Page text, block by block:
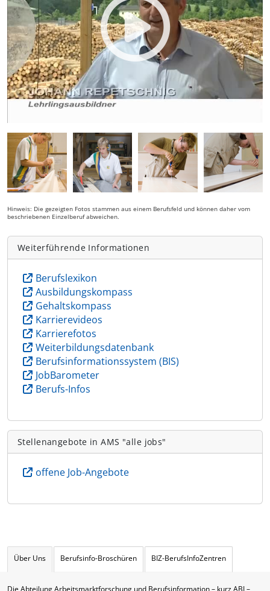
Hinweis: Die gezeigten Fotos stammen aus einem Berufsfeld und können daher vom
beschriebenen Einzelberuf abweichen.
Weiterführende Informationen
Berufslexikon
Ausbildungskompass
Gehaltskompass
Karrierevideos
Karrierefotos
Weiterbildungsdatenbank
Berufsinformationssystem (BIS)
JobBarometer
Berufs-Infos
Stellenangebote in AMS "alle jobs"
offene Job-Angebote
Über Uns Berufsinfo-Broschüren BIZ-BerufsInfoZentren
Die Abteilung Arbeitsmarktforschung und Berufsinformation – kurz ABI –